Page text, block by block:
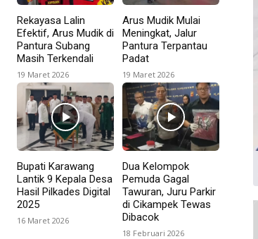
Rekayasa Lalin
Efektif, Arus Mudik di
Pantura Subang
Masih Terkendali
19 Maret 2026
Arus Mudik Mulai
Meningkat, Jalur
Pantura Terpantau
Padat
19 Maret 2026
Bupati Karawang
Lantik 9 Kepala Desa
Hasil Pilkades Digital
2025
16 Maret 2026
Dua Kelompok
Pemuda Gagal
Tawuran, Juru Parkir
di Cikampek Tewas
Dibacok
18 Februari 2026